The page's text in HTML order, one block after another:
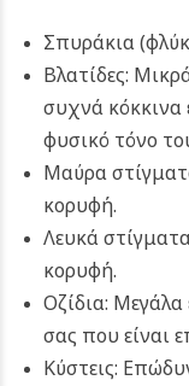
Σπυράκια
Βλατίδες:
συχνά
φυσικό τόνο
Μαύρα
κορυφή.
Λευκά
κορυφή.
Οζίδια:
σας που είναι
Κύστεις: